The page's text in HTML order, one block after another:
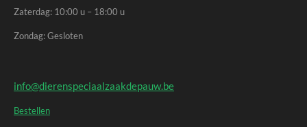
Zaterdag: 10:00 u – 18:00 u
Zondag: Gesloten
info@dierenspeciaalzaakdepauw.be
Bestellen